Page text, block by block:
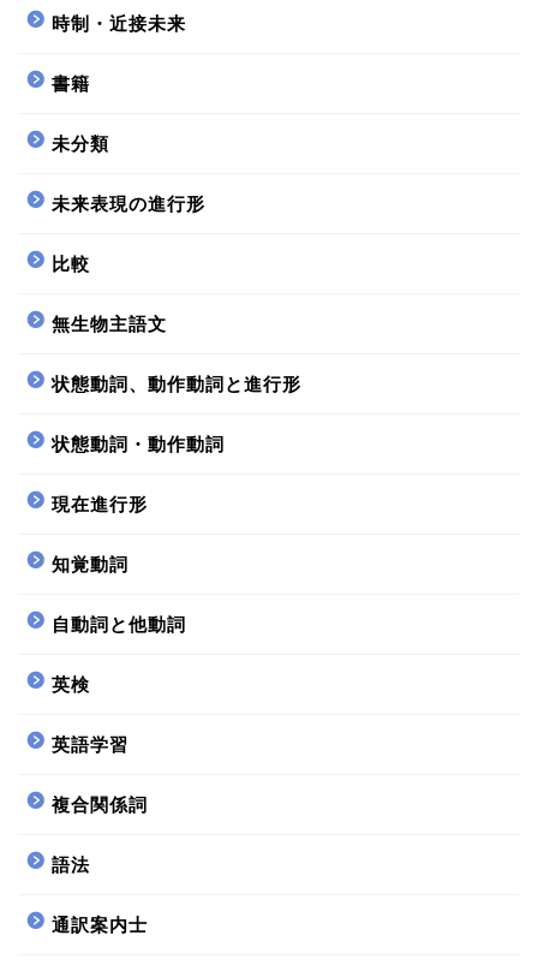
時制・近接未来
書籍
未分類
未来表現の進行形
比較
無生物主語文
状態動詞、動作動詞と進行形
状態動詞・動作動詞
現在進行形
知覚動詞
自動詞と他動詞
英検
英語学習
複合関係詞
語法
通訳案内士